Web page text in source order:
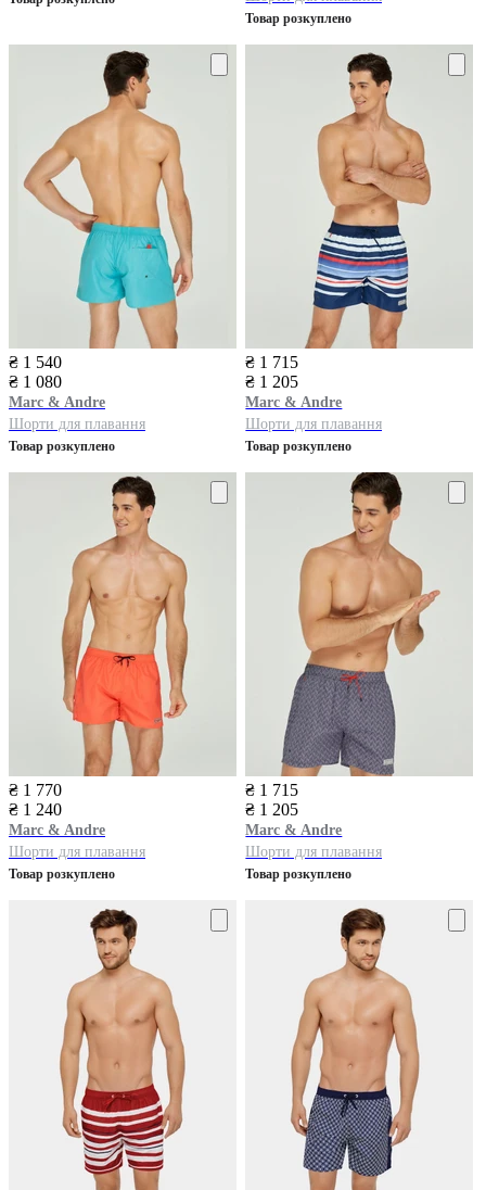
Товар розкуплено
₴ 1 540
₴ 1 080
Marc & Andre
Шорти для плавання
Товар розкуплено
₴ 1 715
₴ 1 205
Marc & Andre
Шорти для плавання
Товар розкуплено
₴ 1 770
₴ 1 240
Marc & Andre
Шорти для плавання
Товар розкуплено
₴ 1 715
₴ 1 205
Marc & Andre
Шорти для плавання
Товар розкуплено